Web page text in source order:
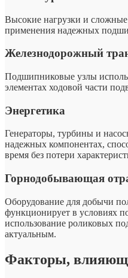
Высокие нагрузки и
применения надежных
Железнодорожный
Подшипниковые узлы
элементах ходовой части
Энергетика
Генераторы, турбины и
надежных компонентах,
время без потери
Горнодобывающая
Оборудование для добычи
функционирует в условиях
использование роликовых
актуальным.
Факторы,